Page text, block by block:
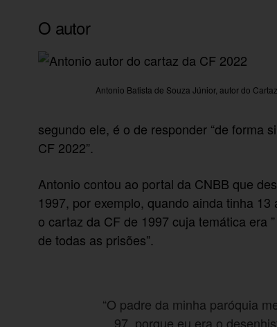
O autor
Antonio Batista de Souza Júnior, autor do
segundo ele, é o de responder “de forma
CF 2022”.
Antonio contou ao portal da CNBB que
1997, por exemplo, quando ainda tinha
o cartaz da CF de 1997 cuja temática era
de todas as prisões”.
“O padre da minha paróquia
97, porque eu era o